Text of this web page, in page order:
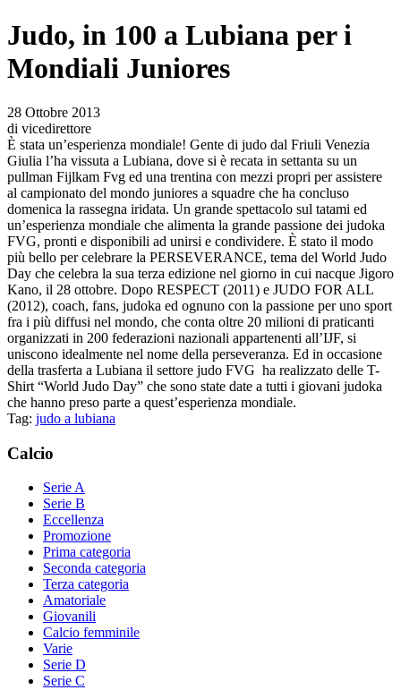
Judo, in 100 a Lubiana per i
Mondiali Juniores
28 Ottobre 2013
di vicedirettore
È stata un’esperienza mondiale! Gente di judo dal Friuli Venezia
Giulia l’ha vissuta a Lubiana, dove si è recata in settanta su un
pullman Fijlkam Fvg ed una trentina con mezzi propri per assistere
al campionato del mondo juniores a squadre che ha concluso
domenica la rassegna iridata. Un grande spettacolo sul tatami ed
un’esperienza mondiale che alimenta la grande passione dei judoka
FVG, pronti e disponibili ad unirsi e condividere. È stato il modo
più bello per celebrare la PERSEVERANCE, tema del World Judo
Day che celebra la sua terza edizione nel giorno in cui nacque Jigoro
Kano, il 28 ottobre. Dopo RESPECT (2011) e JUDO FOR ALL
(2012), coach, fans, judoka ed ognuno con la passione per uno sport
fra i più diffusi nel mondo, che conta oltre 20 milioni di praticanti
organizzati in 200 federazioni nazionali appartenenti all’IJF, si
uniscono idealmente nel nome della perseveranza. Ed in occasione
della trasferta a Lubiana il settore judo FVG ha realizzato delle T-
Shirt “World Judo Day” che sono state date a tutti i giovani judoka
che hanno preso parte a quest’esperienza mondiale.
Tag: judo a lubiana
Calcio
Serie A
Serie B
Eccellenza
Promozione
Prima categoria
Seconda categoria
Terza categoria
Amatoriale
Giovanili
Calcio femminile
Varie
Serie D
Serie C